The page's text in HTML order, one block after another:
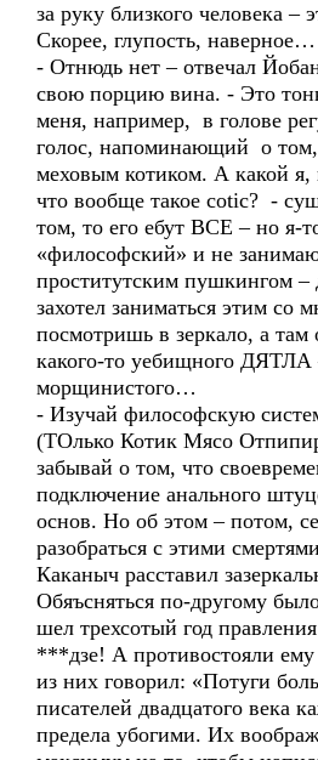
за руку близкого человека –
Скорее, глупость, наверное…
- Отнюдь нет – отвечал
свою порцию вина. - Это
меня, например, в голове
голос, напоминающий о том,
меховым котиком. А какой
что вообще такое cotic? -
том, то его ебут ВСЕ – но я-
«философский» и не
проститутским пушкингом –
захотел заниматься этим со
посмотришь в зеркало, а там
какого-то уебищного ДЯТЛА
морщинистого…
- Изучай философскую
(ТОлько Котик Мясо
забывай о том, что
подключение анального
основ. Но об этом – потом,
разобраться с этими
Каканыч расставил
Обяъсняться по-другому
шел трехсотый год
***дзе! А противостояли
из них говорил: «Потуги
писателей двадцатого века
предела убогими. Их